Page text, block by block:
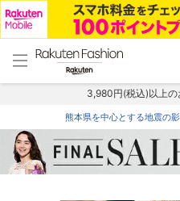
menu home
トップ
3,980円(税込)以上の
熊本県を中心とする地震の